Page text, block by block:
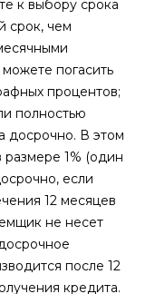
к выбору срока
срок, чем
погасить
процентов;
полностью
досрочно. В этом
размере 1% (один
если
12 месяцев
не несет
после 12
кредита.